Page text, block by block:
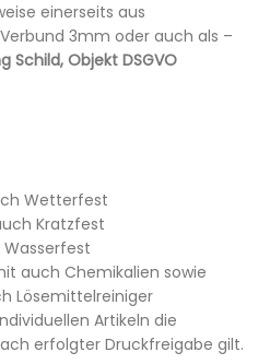
einerseits aus
3mm oder auch als –
Schild, Objekt DSGVO
Wetterfest
Kratzfest
auch Chemikalien sowie
Lösemittelreiniger
Artikeln die
erfolgter Druckfreigabe gilt.